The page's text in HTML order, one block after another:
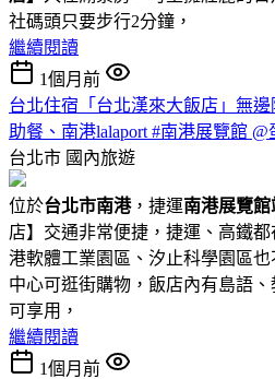
社碼頭只要步行2分鐘，
繼續閱讀
1個月前
台北住宿「台北漢來大飯店」無
助餐、南港lalaport #南港展覽館 @
台北市 國內旅遊
位於台北市南港，捷運南港展覽館
店】交通非常便捷，捷運、高鐵
港軟體工業園區、汐止科學園區
中心可逛街購物，飯店內有島語
可享用，
繼續閱讀
1個月前